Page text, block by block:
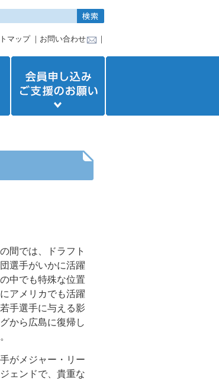
マップ｜ お問い合わせ ｜
間では、ドラフト
選手がいかに活躍
中でも特殊な位置
アメリカでも活躍
手選手に与える影
から広島に復帰し
がメジャー・リー
ェンドで、貴重な